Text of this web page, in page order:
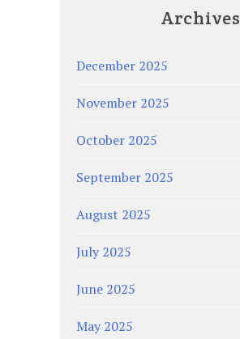
Archives
December 2025
November 2025
October 2025
September 2025
August 2025
July 2025
June 2025
May 2025